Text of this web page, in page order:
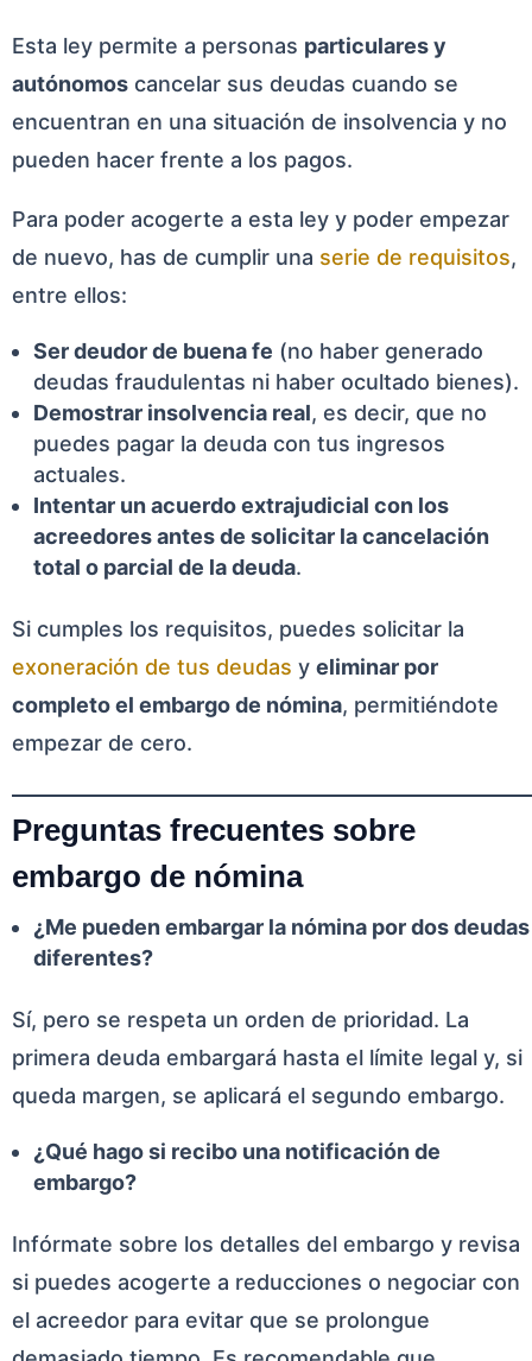
Esta ley permite a personas particulares y
autónomos cancelar sus deudas cuando se
encuentran en una situación de insolvencia y no
pueden hacer frente a los pagos.
Para poder acogerte a esta ley y poder empezar
de nuevo, has de cumplir una serie de requisitos,
entre ellos:
Ser deudor de buena fe (no haber generado
deudas fraudulentas ni haber ocultado bienes).
Demostrar insolvencia real, es decir, que no
puedes pagar la deuda con tus ingresos
actuales.
Intentar un acuerdo extrajudicial con los
acreedores antes de solicitar la cancelación
total o parcial de la deuda.
Si cumples los requisitos, puedes solicitar la
exoneración de tus deudas y eliminar por
completo el embargo de nómina, permitiéndote
empezar de cero.
Preguntas frecuentes sobre
embargo de nómina
¿Me pueden embargar la nómina por dos deudas
diferentes?
Sí, pero se respeta un orden de prioridad. La
primera deuda embargará hasta el límite legal y, si
queda margen, se aplicará el segundo embargo.
¿Qué hago si recibo una notificación de
embargo?
Infórmate sobre los detalles del embargo y revisa
si puedes acogerte a reducciones o negociar con
el acreedor para evitar que se prolongue